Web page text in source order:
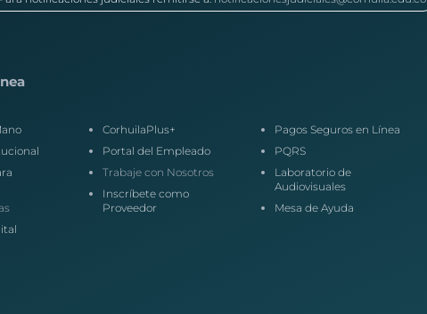
CorhuilaPlus+
Portal del Empleado
Trabaje con Nosotros
Inscríbete como
Proveedor
Pagos Seguros en Línea
PQRS
Laboratorio de
Audiovisuales
Mesa de Ayuda